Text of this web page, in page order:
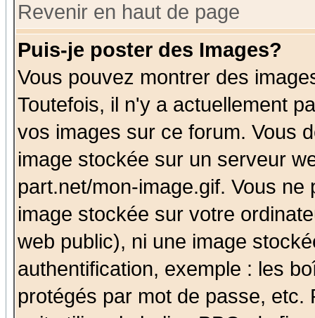
Revenir en haut de page
Puis-je poster des Images?
Vous pouvez montrer des
Toutefois, il n'y a actuellement
vos images sur ce forum. Vous
image stockée sur un serveur
part.net/mon-image.gif. Vous
image stockée sur votre
web public), ni une image
authentification, exemple : les
protégés par mot de passe,